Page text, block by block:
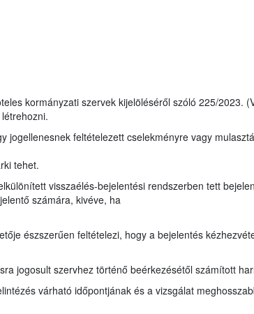
kormányzati szervek kijelöléséről szóló 225/2023.
jogellenesnek feltételezett cselekményre vagy
tehet.
visszaélés-bejelentési rendszerben tett
számára, kivéve, ha
észszerűen feltételezi, hogy a bejelentés
jogosult szervhez történő beérkezésétől számított
várható időpontjának és a vizsgálat